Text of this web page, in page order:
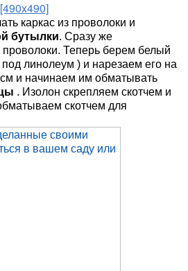
[490x490]
каркас из проволоки и
бутылки. Сразу же
Теперь берем белый
линолеум ) и нарезаем его на
и начинаем им обматывать
. Изолон скрепляем скотчем и
скотчем для